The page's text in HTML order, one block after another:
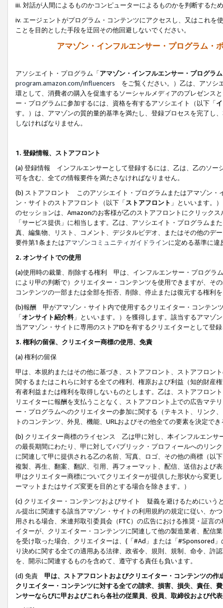
iii. 対話が人間によるものかコンピューターによるものかを判断するた
iv. エージェントがプログラム・コンテンツにアクセスし、又はこれ
ことを目的とした手段を迂回その他回避しないでください。
アマゾン・インフルエンサー・プログラム・
アソシエイト・プログラム「アマゾン・インフルエンサー・プログラム
program.amazon.com/influencers をご覧ください。）乙は、アソシ
環として、消費者の購入を促進するソーシャルメディアのプレゼンス
ー・プログラムに参加するには、資格を有するアソシエイト（以下「
す。）は、アマゾンの質的量的基準を満たし、登録プロセスを完了し、
しなければなりません。
1. 登録情報、ストアフロント
(a) 登録情報 インフルエンサーとして登録するには、乙は、乙のソー
可を含む、全ての情報要件を満たさなければなりません。
(b) ストアフロント このアソシエイト・プログラムまたはアマゾン・
ン・サイトのストアフロント（以下「ストアフロント 」といいます。
のセッションは、Amazonのお客様が乙のストアフロントにクリック
「サービス提供」に相当します。乙は、アソシエイト・プログラム
真、編集物、リスト、コメント、デジタルビデオ、またはその他のデ
要件第1条またはアマゾンコミュニティガイドラインに定める基準に違
2. オンサイトでの使用
(a)使用時の裁量、削除する権利 甲は、インフルエンサー・プログラ
により甲の判断で）クリエイター・コンテンツを使用できますが、そ
コンテンツの一部または全部を拒否、削除、停止または復元する権利
(b)報酬 甲がアマゾン・サイト内で使用するクリエイター・コンテン
「オンサイト紹介料」といいます。）を獲得します。該当するアマゾ
当アマゾン・サイトに専用のストアIDを有するクリエイターとして登
3. 権利の留保、クリエイター商標の使用、免責
(a) 権利の留保
甲は、本規約またはその他に基づき、ストアフロント、ストアフロン
関するまたはこれらに対する全ての権利、権原および利益（知的財産
有者利益または権利を取得しないものとします。乙は、ストアフロン
リエイターに報酬を支払うことなく、ストアフロント上での広告マテ
ー・プログラムへのクリエイターの参加に関する（テキスト、リンク
トのコンテンツ、外見、機能、URLおよびその他全ての要素を決定で
(b) クリエイター商標のライセンス 乙は甲に対し、本インフルエンサ
の最長期間にわたり、甲に対してパブリック・プロフィールへのリン
に関連して甲に提供される乙の名前、写真、ロゴ、その他の商標（以
複製、再生、翻案、翻訳、引用、再フォーマット、配信、送信および
甲はクリエイター商標についてクリエイターが提供した形状から変更
ーマットまたはサイズ変更を目的とする場合を除きます。）
(c) クリエイター・コンテンツおよびサイト 疑義を避けるためにいう
ル提出に関連する該当アマゾン・サイトの利用規約の規定に従い、か
用される場合、米連邦取引委員会（FTC）の広告における推奨・証言
イターが、クリエイター・コンテンツに関連して他の製造業者、配信
を受け取った場合、クリエイターは、(「#Ad」または「#Sponsored
り決めに関する全ての適用ある法律、政省令、規則、規制、命令、許
を、開示に関連するものを含めて、遵守する責任も負います。
(d) 免責 甲は、ストアフロントおよびクリエイター・コンテンツの
クリエイター・コンテンツに対する全ての請求、損害、損失、責任、
ンサーならびに甲およびこれら各社の従業員、役員、取締役および代